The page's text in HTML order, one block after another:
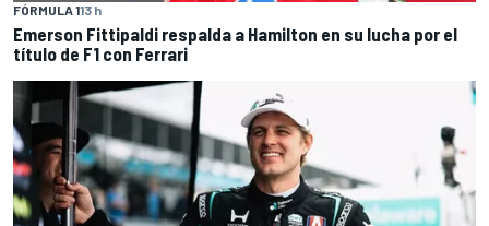
FÓRMULA 113 h
Emerson Fittipaldi respalda a Hamilton en su lucha por el
título de F1 con Ferrari